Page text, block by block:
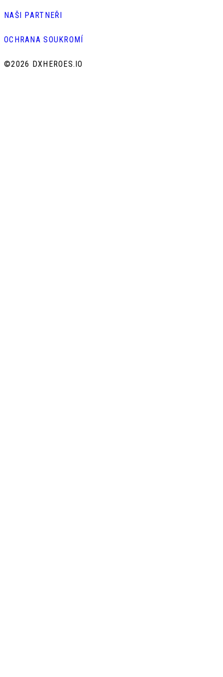
NAŠI PARTNEŘI
OCHRANA SOUKROMÍ
©2026 DXHEROES.IO